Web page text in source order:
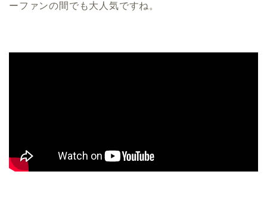
ーファンの間でも大人気ですね。